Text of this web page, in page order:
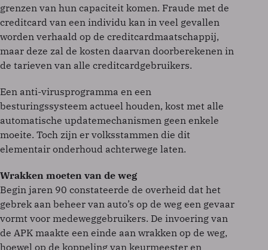
grenzen van hun capaciteit komen. Fraude met de
creditcard van een individu kan in veel gevallen
worden verhaald op de creditcardmaatschappij,
maar deze zal de kosten daarvan doorberekenen in
de tarieven van alle creditcardgebruikers.
Een anti-virusprogramma en een
besturingssysteem actueel houden, kost met alle
automatische updatemechanismen geen enkele
moeite. Toch zijn er volksstammen die dit
elementair onderhoud achterwege laten.
Wrakken moeten van de weg
Begin jaren 90 constateerde de overheid dat het
gebrek aan beheer van auto’s op de weg een gevaar
vormt voor medeweggebruikers. De invoering van
de APK maakte een einde aan wrakken op de weg,
hoewel op de koppeling van keurmeester en